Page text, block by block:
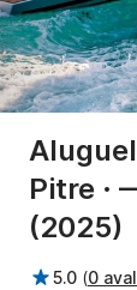
Pitre ·
(2025)
5.0 (0